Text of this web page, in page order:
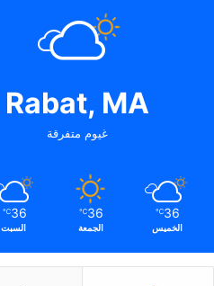
Rabat, MA
غيوم متفرقة
36
℃
الخميس
36
℃
الجمعة
36
℃
السبت